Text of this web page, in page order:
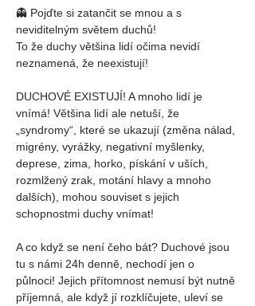
👻 Pojďte si zatančit se mnou a s
neviditelným světem duchů!
To že duchy většina lidí očima nevidí
neznamená, že neexistují!
DUCHOVÉ EXISTUJÍ! A mnoho lidí je
vnímá! Většina lidí ale netuší, že
„syndromy“, které se ukazují (změna nálad,
migrény, vyrážky, negativní myšlenky,
deprese, zima, horko, pískání v uších,
rozmlžený zrak, motání hlavy a mnoho
dalších), mohou souviset s jejich
schopnostmi duchy vnímat!
A co když se není čeho bát? Duchové jsou
tu s námi 24h denně, nechodí jen o
půlnoci! Jejich přítomnost nemusí být nutně
příjemná, ale když jí rozklíčujete, uleví se